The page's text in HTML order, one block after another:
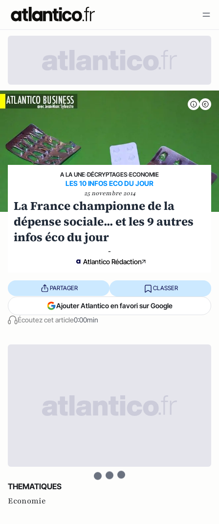
A LA UNE›DÉCRYPTAGES›ECONOMIE
LES 10 INFOS ECO DU JOUR
25 novembre 2014
La France championne de la
dépense sociale... et les 9 autres
infos éco du jour
-
Atlantico Rédaction
Écoutez cet article0:00min
PARTAGER CLASSER
Ajouter Atlantico en favori sur Google
THEMATIQUES
Economie